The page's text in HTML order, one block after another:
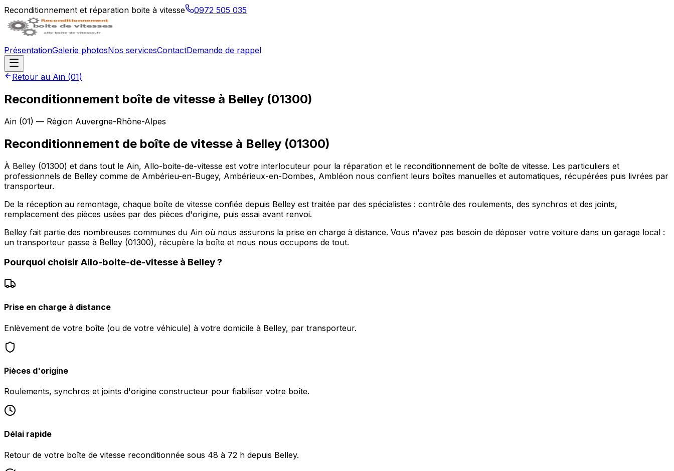
Reconditionnement et réparation boite à vitesse 0972 505 035
PrésentationGalerie photosNos servicesContactDemande de rappel
Retour au Ain (01)
Reconditionnement boîte de vitesse à Belley (01300)
Ain (01) — Région Auvergne-Rhône-Alpes
Reconditionnement de boîte de vitesse à Belley (01300)
À Belley (01300) et dans tout le Ain, Allo-boite-de-vitesse est votre interlocuteur pour la réparation et le reconditionnement de boîte de vitesse. Les particuliers et
professionnels de Belley comme de Ambérieu-en-Bugey, Ambérieux-en-Dombes, Ambléon nous confient leurs boîtes manuelles et automatiques, récupérées puis livrées par
transporteur.
De la réception au remontage, chaque boîte de vitesse confiée depuis Belley est traitée par des spécialistes : contrôle des roulements, des synchros et des joints,
remplacement des pièces usées par des pièces d'origine, puis essai avant renvoi.
Belley fait partie des nombreuses communes du Ain où nous assurons la prise en charge à distance. Vous n'avez pas besoin de déposer votre voiture dans un garage local :
un transporteur passe à Belley (01300), récupère la boîte et nous nous occupons de tout.
Pourquoi choisir Allo-boite-de-vitesse à Belley?
Prise en charge à distance
Enlèvement de votre boîte (ou de votre véhicule) à votre domicile à Belley, par transporteur.
Pièces d'origine
Roulements, synchros et joints d'origine constructeur pour fiabiliser votre boîte.
Délai rapide
Retour de votre boîte de vitesse reconditionnée sous 48 à 72 h depuis Belley.